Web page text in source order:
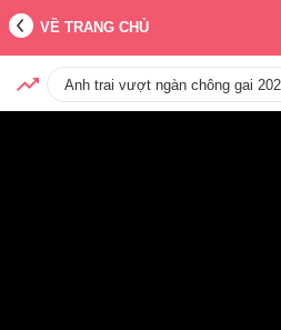
VỀ TRANG CHỦ
Anh trai vượt ngàn chông gai